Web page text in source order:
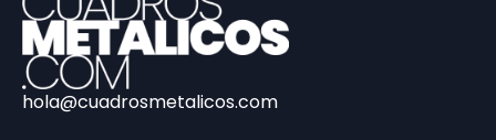
hola@cuadrosmetalicos.com